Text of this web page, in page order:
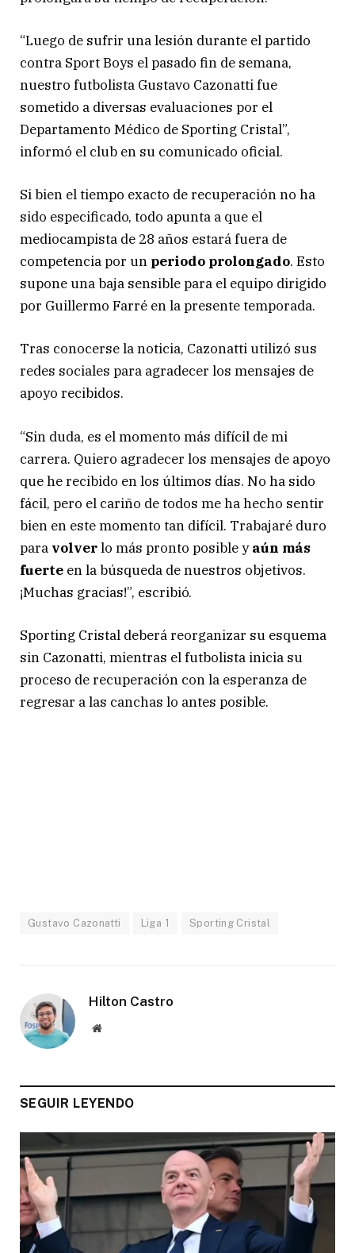
“Luego de sufrir una lesión durante el partido
contra Sport Boys el pasado fin de semana,
nuestro futbolista Gustavo Cazonatti fue
sometido a diversas evaluaciones por el
Departamento Médico de Sporting Cristal”,
informó el club en su comunicado oficial.
Si bien el tiempo exacto de recuperación no ha
sido especificado, todo apunta a que el
mediocampista de 28 años estará fuera de
competencia por un periodo prolongado. Esto
supone una baja sensible para el equipo dirigido
por Guillermo Farré en la presente temporada.
Tras conocerse la noticia, Cazonatti utilizó sus
redes sociales para agradecer los mensajes de
apoyo recibidos.
“Sin duda, es el momento más difícil de mi
carrera. Quiero agradecer los mensajes de apoyo
que he recibido en los últimos días. No ha sido
fácil, pero el cariño de todos me ha hecho sentir
bien en este momento tan difícil. Trabajaré duro
para volverlo más pronto posible yaún más
fuerte en la búsqueda de nuestros objetivos.
¡Muchas gracias!”, escribió.
Sporting Cristal deberá reorganizar su esquema
sin Cazonatti, mientras el futbolista inicia su
proceso de recuperación con la esperanza de
regresar a las canchas lo antes posible.
Gustavo Cazonatti Liga 1 Sporting Cristal
Hilton Castro
Website
SEGUIR LEYENDO